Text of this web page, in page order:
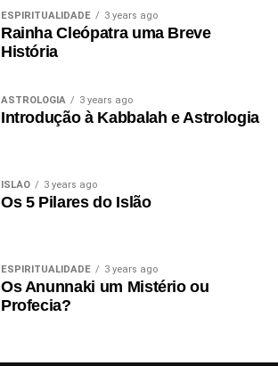
ESPIRITUALIDADE 3 years ago
Rainha Cleópatra uma Breve
História
ASTROLOGIA 3 years ago
Introdução à Kabbalah e Astrologia
ISLÃO 3 years ago
Os 5 Pilares do Islão
ESPIRITUALIDADE 3 years ago
Os Anunnaki um Mistério ou
Profecia?